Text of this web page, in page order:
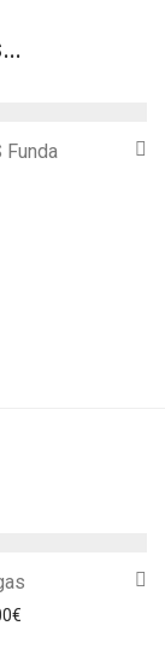
Funda
€